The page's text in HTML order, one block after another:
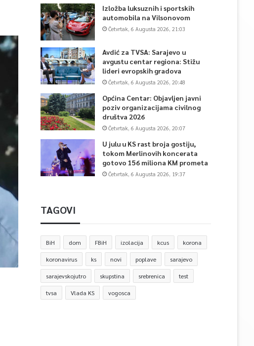
Izložba luksuznih i sportskih
automobila na Vilsonovom
Četvrtak, 6 Augusta 2026, 21:03
Avdić za TVSA: Sarajevo u
avgustu centar regiona: Stižu
lideri evropskih gradova
Četvrtak, 6 Augusta 2026, 20:48
Općina Centar: Objavljen javni
poziv organizacijama civilnog
društva 2026
Četvrtak, 6 Augusta 2026, 20:07
U julu u KS rast broja gostiju,
tokom Merlinovih koncerata
gotovo 156 miliona KM prometa
Četvrtak, 6 Augusta 2026, 19:37
TAGOVI
BiH dom FBiH izolacija kcus korona
koronavirus ks novi poplave sarajevo
sarajevskojutro skupstina srebrenica test
tvsa Vlada KS vogosca